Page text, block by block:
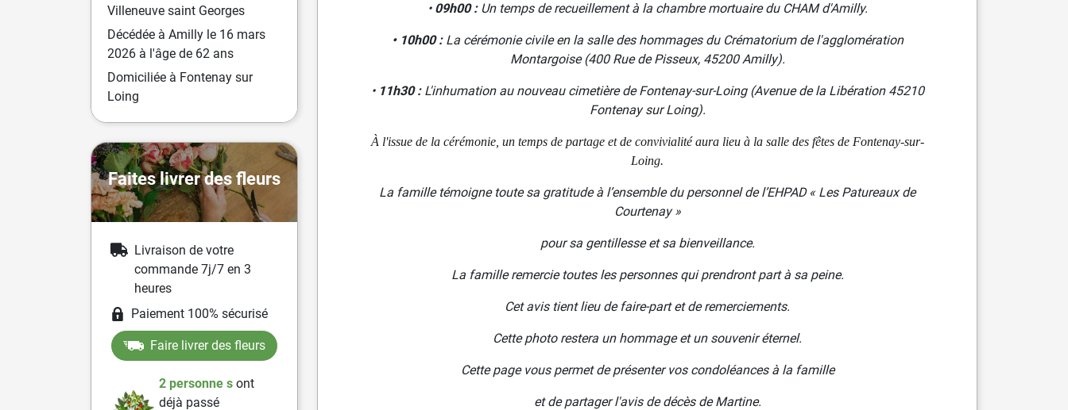
Villeneuve saint Georges
Décédée à Amilly le 16 mars
2026 à l'âge de 62 ans
Domiciliée à Fontenay sur
Loing
Faites livrer des fleurs
Livraison de votre
commande 7j/7 en 3
heures
Paiement 100% sécurisé
Faire livrer des fleurs
2 personne s ont
déjà passé
• 09h00 :Un temps de recueillement à la chambre mortuaire du CHAM d'Amilly.
• 10h00 :La cérémonie civile en la salle des hommages du Crématorium de l'agglomération
Montargoise (400 Rue de Pisseux, 45200 Amilly).
• 11h30 :L'inhumation au nouveau cimetière de Fontenay-sur-Loing (Avenue de la Libération 45210
Fontenay sur Loing).
À l'issue de la cérémonie, un temps de partage et de convivialité aura lieu à la salle des fêtes de Fontenay-sur-
Loing.
La famille témoigne toute sa gratitude à l’ensemble du personnel de l’EHPAD « Les Patureaux de
Courtenay »
pour sa gentillesse et sa bienveillance.
La famille remercie toutes les personnes qui prendront part à sa peine.
Cet avis tient lieu de faire-part et de remerciements.
Cette photo restera un hommage et un souvenir éternel.
Cette page vous permet de présenter vos condoléances à la famille
et de partager l'avis de décès de Martine.